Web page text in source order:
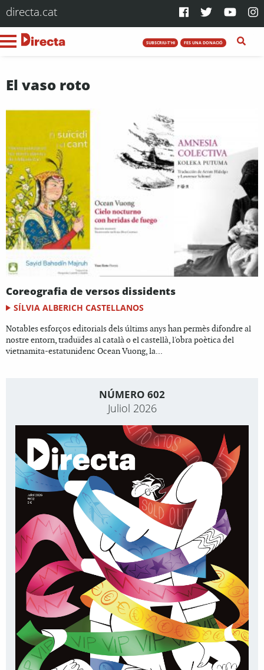
directa.cat
SUBSCRIU-T'HI FES UNA DONACIÓ
El vaso roto
Coreografia de versos dissidents
SÍLVIA ALBERICH CASTELLANOS
Notables esforços editorials dels últims anys han permès difondre al
nostre entorn, traduïdes al català o el castellà, l'obra poètica del
vietnamita-estatunidenc Ocean Vuong, la...
NÚMERO 602
Juliol 2026